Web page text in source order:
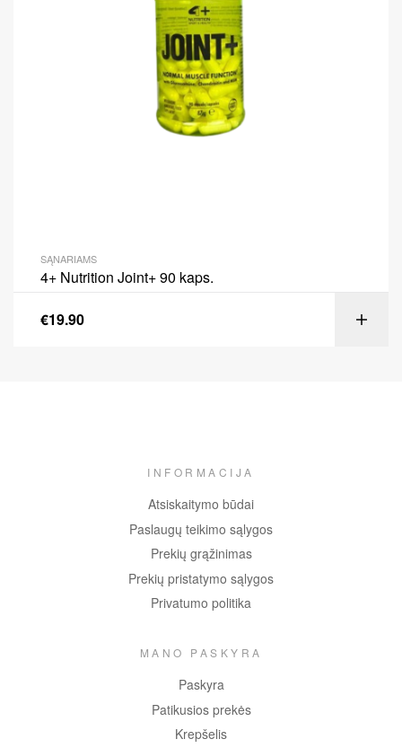
SĄNARIAMS
4+ Nutrition Joint+ 90 kaps.
€19.90
INFORMACIJA
Atsiskaitymo būdai
Paslaugų teikimo sąlygos
Prekių grąžinimas
Prekių pristatymo sąlygos
Privatumo politika
MANO PASKYRA
Paskyra
Patikusios prekės
Krepšelis